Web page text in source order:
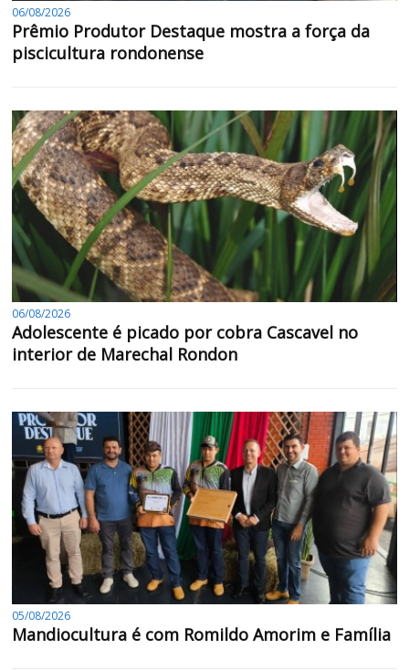
06/08/2026
Prêmio Produtor Destaque mostra a força da
piscicultura rondonense
06/08/2026
Adolescente é picado por cobra Cascavel no
interior de Marechal Rondon
05/08/2026
Mandiocultura é com Romildo Amorim e Família